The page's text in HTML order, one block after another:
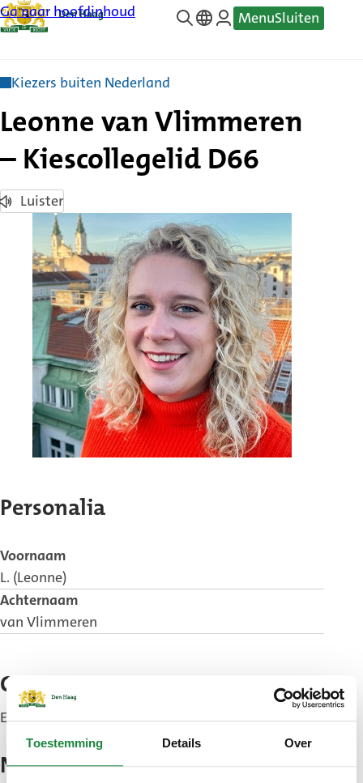
Toestemming Details Over
Ga naar hoofdinhoud
—
MenuSluiten
Kiezers buiten Nederland
Leonne van Vlimmeren
– Kiescollegelid D66
Luister
Personalia
Voornaam
L. (Leonne)
Achternaam
van Vlimmeren
Contact
E-mail:leonne1301@hotmail.com
Nevenfuncties (inclusief